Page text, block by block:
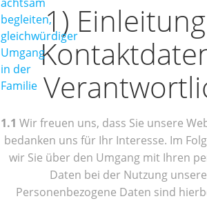
1)
1.1 Wir freuen uns, dass Sie unsere
bedanken uns für Ihr Interesse. Im
wir Sie über den Umgang mit Ihren
Daten bei der Nutzung
Personenbezogene Daten sind